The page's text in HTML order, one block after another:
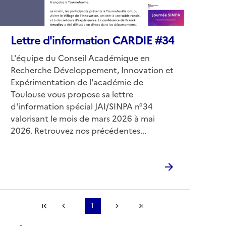
À l’école Jules Ferry de
Bagnères-de-Bigorre (65),
des espaces et une
À l’école Jules Ferry de Bagnères-de-Bigorre (65), l’équipe
Lettre d'information CARDIE #34
Corps
L'équipe du Conseil Académique en
Recherche Développement, Innovation et
Expérimentation de l'académie de
Toulouse vous propose sa lettre
d'information spécial JAI/SINPA n°34
valorisant le mois de mars 2026 à mai
2026. Retrouvez nos précédentes...
Première page1
Page suivanteDernière page